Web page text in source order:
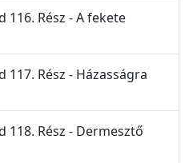
116. Rész - A fekete
117. Rész - Házasságra
118. Rész - Dermesztő